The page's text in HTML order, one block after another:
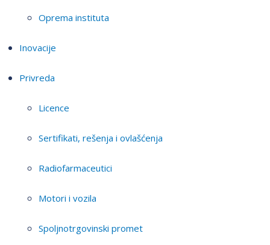
Oprema instituta
Inovacije
Privreda
Licence
Sertifikati, rešenja i ovlašćenja
Radiofarmaceutici
Motori i vozila
Spoljnotrgovinski promet